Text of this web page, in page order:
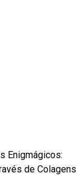
Enigmágicos:
de Colagens